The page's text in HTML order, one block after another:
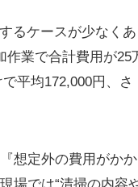
るケースが少なくあ
作業で合計費用が25
平均172,000円、さ
想定外の費用がかか